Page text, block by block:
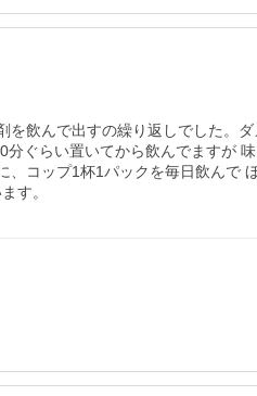
飲んで出すの繰り返しでした。
ぐらい置いてから飲んでますが
コップ1杯1パックを毎日飲んで
す。